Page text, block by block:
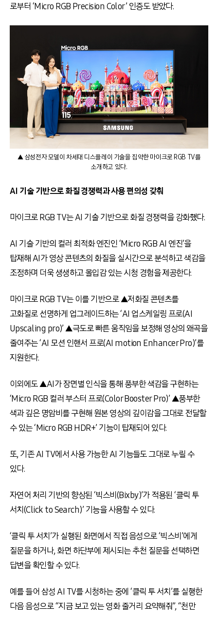
로부터 ‘Micro RGB Precision Color’ 인증도 받았다.
▲ 삼성전자 모델이 차세대 디스플레이 기술을 집약한 마이크로 RGB TV를
소개하고 있다.
AI 기술 기반으로 화질 경쟁력과 사용 편의성 갖춰
마이크로 RGB TV는 AI 기술 기반으로 화질 경쟁력을 강화했다.
AI 기술 기반의 컬러 최적화 엔진인 ‘Micro RGB AI 엔진’을
탑재해 AI가 영상 콘텐츠의 화질을 실시간으로 분석하고 색감을
조정하며 더욱 생생하고 몰입감 있는 시청 경험을 제공한다.
마이크로 RGB TV는 이를 기반으로 ▲저화질 콘텐츠를
고화질로 선명하게 업그레이드하는 ‘AI 업스케일링 프로(AI
Upscaling pro)’ ▲극도로 빠른 움직임을 보정해 영상의 왜곡을
줄여주는 ‘AI 모션 인핸서 프로(AI motion Enhancer Pro)’를
지원한다.
이외에도 ▲AI가 장면별 인식을 통해 풍부한 색감을 구현하는
‘Micro RGB 컬러 부스터 프로(Color Booster Pro)’ ▲풍부한
색과 깊은 명암비를 구현해 원본 영상의 깊이감을 그대로 전달할
수 있는 ‘Micro RGB HDR+’ 기능이 탑재되어 있다.
또, 기존 AI TV에서 사용 가능한 AI 기능들도 그대로 누릴 수
있다.
자연어 처리 기반의 향상된 ‘빅스비(Bixby)’가 적용된 ‘클릭 투
서치(Click to Search)’ 기능을 사용할 수 있다.
‘클릭 투 서치’가 실행된 화면에서 직접 음성으로 ‘빅스비’에게
질문을 하거나, 화면 하단부에 제시되는 추천 질문을 선택하면
답변을 확인할 수 있다.
예를 들어 삼성 AI TV를 시청하는 중에 ‘클릭 투 서치’를 실행한
다음 음성으로 “지금 보고 있는 영화 줄거리 요약해줘”, “천만